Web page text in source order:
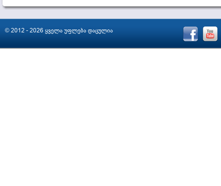
© 2012 - 2026 ყველა უფლება დაცულია